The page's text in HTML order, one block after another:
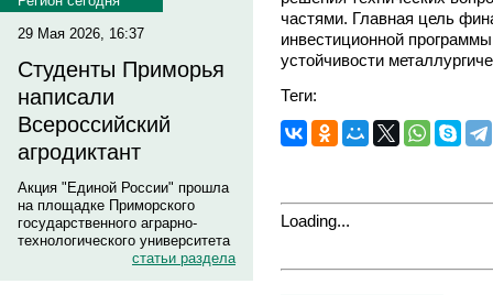
29 Мая 2026, 16:37
Студенты Приморья
написали
Всероссийский
агродиктант
Акция "Единой России" прошла
на площадке Приморского
государственного аграрно-
технологического университета
статьи раздела
частями. Главная цель
инвестиционной
устойчивости
Теги:
Loading...